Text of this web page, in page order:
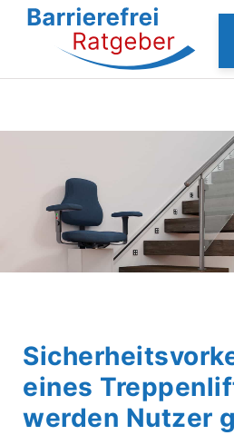
eines
werden Nutzer